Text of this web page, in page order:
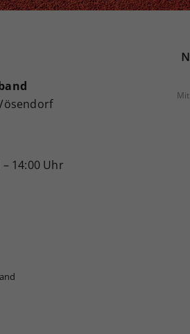
14:00 Uhr